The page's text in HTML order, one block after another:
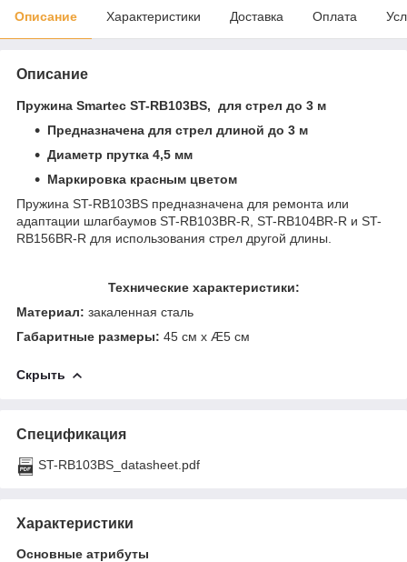
Описание Характеристики Доставка Оплата
Описание
Пружина Smartec ST-RB103BS, для стрел до 3 м
Предназначена для стрел длиной до 3 м
Диаметр прутка 4,5 мм
Маркировка красным цветом
Пружина ST-RB103BS предназначена для ремонта или
адаптации шлагбаумов ST-RB103BR-R, ST-RB104BR-R и ST-
RB156BR-R для использования стрел другой длины.
Технические характеристики:
Материал: закаленная сталь
Габаритные размеры: 45 см х Æ5 см
Скрыть
Спецификация
ST-RB103BS_datasheet.pdf
Характеристики
Основные атрибуты